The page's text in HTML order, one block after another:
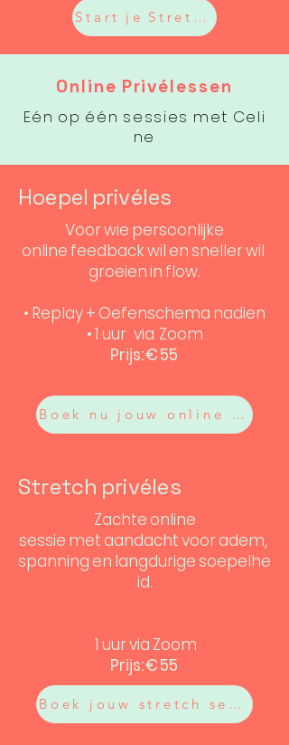
Start je Stretch Journey
Online Privélessen
Eén op één sessies met Celi
ne
Hoepel privéles
Voor wie persoonlijke
online feedback wil en sneller wil
groeien in flow.
• Replay + Oefenschema nadien
• 1 uur via Zoom
Prijs: € 55
Boek nu jouw online sessie
Stretch privéles
Zachte online
sessie met aandacht voor adem,
spanning en langdurige soepelhe
id.
1 uur via Zoom
Prijs: € 55
Boek jouw stretch sessie